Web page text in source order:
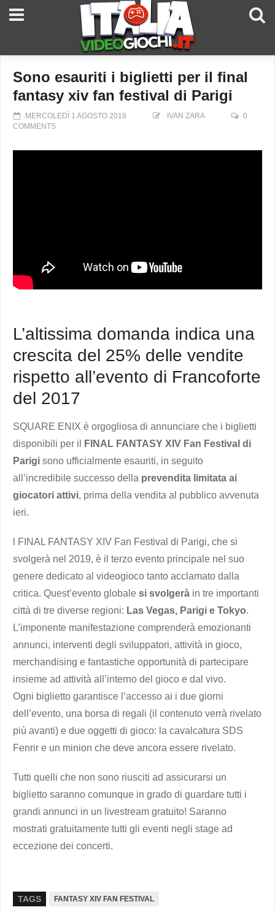
Sono esauriti i biglietti per il final
fantasy xiv fan festival di Parigi
MERCOLEDÌ 1 AGOSTO 2018 IVAN ZARA
0
COMMENTS
L’altissima domanda indica una
crescita del 25% delle vendite
rispetto all’evento di Francoforte
del 2017
SQUARE ENIX è orgogliosa di annunciare che i biglietti
disponibili per il
FINAL FANTASY XIV Fan Festival di
Parigi sono ufficialmente esauriti, in seguito
all’incredibile successo della prevendita limitata ai
giocatori attivi, prima della vendita al pubblico avvenuta
ieri.
l FINAL FANTASY XIV Fan Festival di Parigi, che si
svolgerà nel 2019, è il terzo evento principale nel suo
genere dedicato al videogioco tanto acclamato dalla
critica. Quest’evento globale si svolgerà in tre importanti
città di tre diverse regioni: Las Vegas, Parigi e Tokyo.
L’imponente manifestazione comprenderà emozionanti
annunci, interventi degli sviluppatori, attività in gioco,
merchandising e fantastiche opportunità di partecipare
insieme ad attività all’interno del gioco e dal vivo.
Ogni biglietto garantisce l’accesso ai i due giorni
dell’evento, una borsa di regali (il contenuto verrà rivelato
più avanti) e due oggetti di gioco: la cavalcatura SDS
Fenrir e un minion che deve ancora essere rivelato.
Tutti quelli che non sono riusciti ad assicurarsi un
biglietto saranno comunque in grado di guardare tutti i
grandi annunci in un livestream gratuito! Saranno
mostrati gratuitamente tutti gli eventi negli stage ad
eccezione dei concerti.
TAGS FANTASY XIV FAN FESTIVAL